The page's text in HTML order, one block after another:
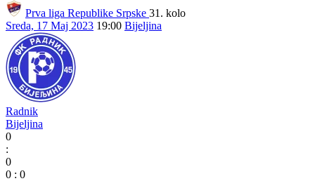
Prva liga Republike Srpske 31. kolo
Sreda, 17 Maj 2023 19:00 Bijeljina
Radnik
Bijeljina
0
:
0
0 : 0